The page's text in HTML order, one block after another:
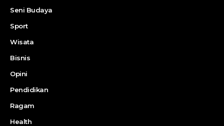
Seni Budaya
Sport
Wisata
Bisnis
Opini
Pendidikan
Ragam
Health